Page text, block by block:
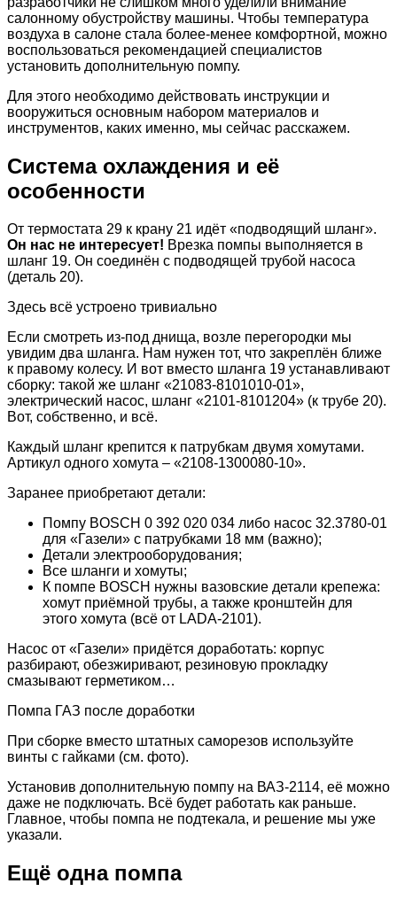
салонному обустройству машины. Чтобы температура
воздуха в салоне стала более-менее комфортной, можно
воспользоваться рекомендацией специалистов
установить дополнительную помпу.
Для этого необходимо действовать инструкции и
вооружиться основным набором материалов и
инструментов, каких именно, мы сейчас расскажем.
Система охлаждения и её
особенности
От термостата 29 к крану 21 идёт «подводящий шланг».
Он нас не интересует! Врезка помпы выполняется в
шланг 19. Он соединён с подводящей трубой насоса
(деталь 20).
Здесь всё устроено тривиально
Если смотреть из-под днища, возле перегородки мы
увидим два шланга. Нам нужен тот, что закреплён ближе
к правому колесу. И вот вместо шланга 19 устанавливают
сборку: такой же шланг «21083-8101010-01»,
электрический насос, шланг «2101-8101204» (к трубе 20).
Вот, собственно, и всё.
Каждый шланг крепится к патрубкам двумя хомутами.
Артикул одного хомута – «2108-1300080-10».
Заранее приобретают детали:
Помпу BOSCH 0 392 020 034 либо насос 32.3780-01
для «Газели» с патрубками 18 мм (важно);
Детали электрооборудования;
Все шланги и хомуты;
К помпе BOSCH нужны вазовские детали крепежа:
хомут приёмной трубы, а также кронштейн для
этого хомута (всё от LADA-2101).
Насос от «Газели» придётся доработать: корпус
разбирают, обезжиривают, резиновую прокладку
смазывают герметиком…
Помпа ГАЗ после доработки
При сборке вместо штатных саморезов используйте
винты с гайками (см. фото).
Установив дополнительную помпу на ВАЗ-2114, её можно
даже не подключать. Всё будет работать как раньше.
Главное, чтобы помпа не подтекала, и решение мы уже
указали.
Ещё одна помпа